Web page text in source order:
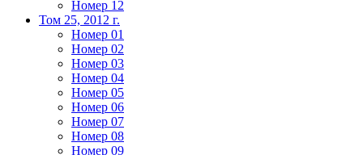
Номер 12
Том 25, 2012 г.
Номер 01
Номер 02
Номер 03
Номер 04
Номер 05
Номер 06
Номер 07
Номер 08
Номер 09